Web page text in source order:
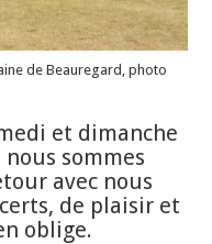
de Beauregard, photo
et dimanche
sommes
avec nous
de plaisir et
oblige.